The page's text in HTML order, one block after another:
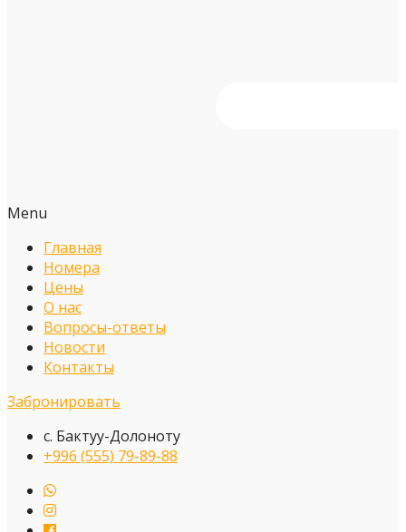
Menu
Главная
Номера
Цены
О нас
Вопросы-ответы
Новости
Контакты
Забронировать
с. Бактуу-Долоноту
+996 (555) 79-89-88